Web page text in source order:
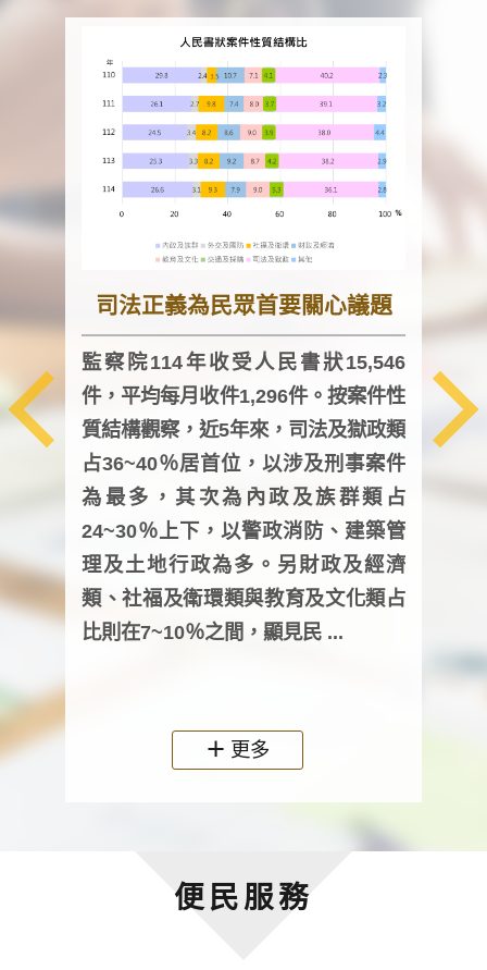
司法正義為民眾首要關心議題
監察院114年收受人民書狀15,546
件，平均每月收件1,296件。按案件性
質結構觀察，近5年來，司法及獄政類
占36~40％居首位，以涉及刑事案件
為最多，其次為內政及族群類占
24~30％上下，以警政消防、建築管
理及土地行政為多。另財政及經濟
類、社福及衛環類與教育及文化類占
比則在7~10％之間，顯見民 ...
監
均每
人
更多
便民服務